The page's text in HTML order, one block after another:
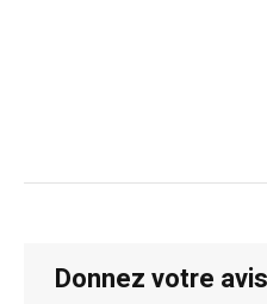
Donnez votre avis